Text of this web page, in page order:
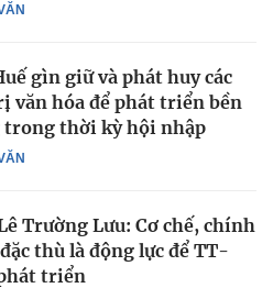
gìn giữ và phát huy các
văn hóa để phát triển bền
trong thời kỳ hội nhập
Trường Lưu: Cơ chế, chính
thù là động lực để TT-
triển